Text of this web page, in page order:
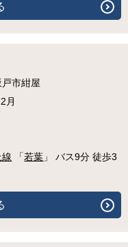
市紺屋
月
「若葉 」 バス9分 徒歩3